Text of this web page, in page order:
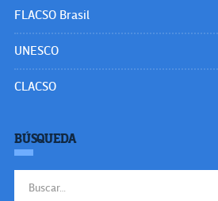
FLACSO Brasil
UNESCO
CLACSO
BÚSQUEDA